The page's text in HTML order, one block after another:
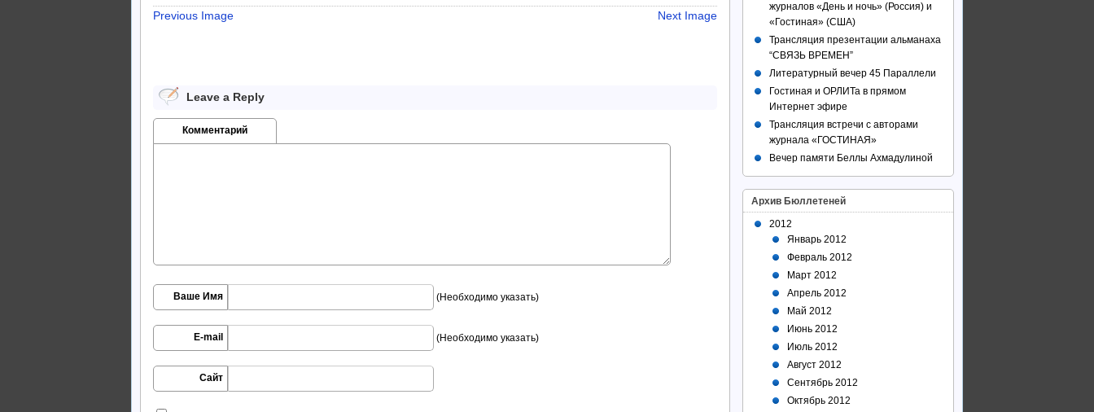
Previous Image Next Image
Leave a Reply
Комментарий
Ваше Имя (Необходимо указать)
E-mail (Необходимо указать)
Сайт
журналов «День и ночь» (Россия) и
«Гостиная» (США)
Трансляция презентации альманаха
“СВЯЗЬ ВРЕМЕН”
Литературный вечер 45 Параллели
Гостиная и ОРЛИТа в прямом
Интернет эфире
Трансляция встречи с авторами
журнала «ГОСТИНАЯ»
Вечер памяти Беллы Ахмадулиной
Архив Бюллетеней
2012
Январь 2012
Февраль 2012
Март 2012
Апрель 2012
Май 2012
Июнь 2012
Июль 2012
Август 2012
Сентябрь 2012
Октябрь 2012